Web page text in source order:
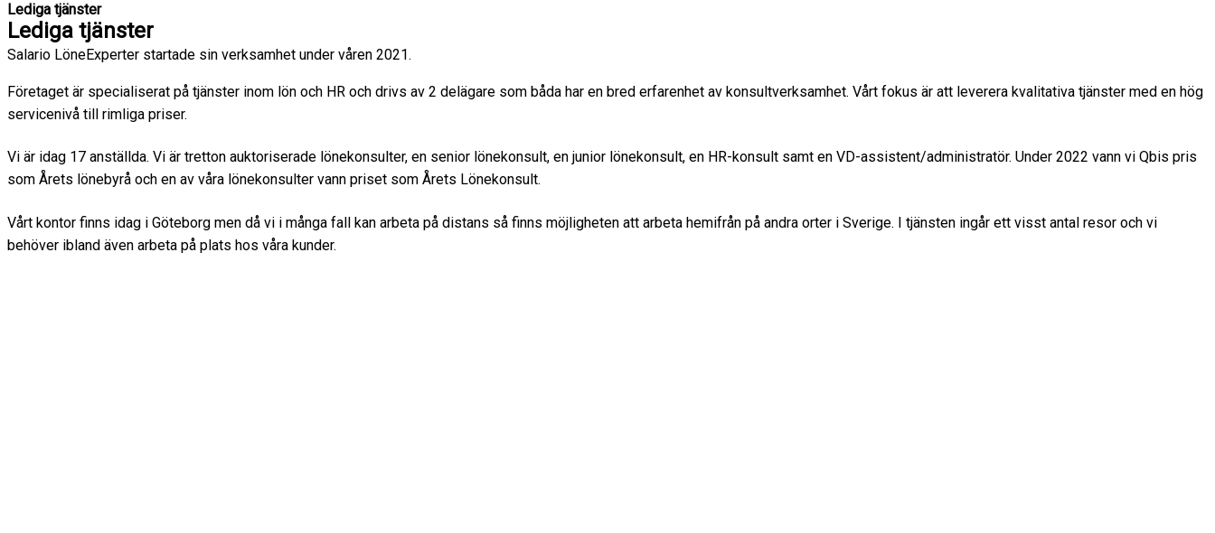
Lediga tjänster
Lediga tjänster
Salario LöneExperter startade sin verksamhet under våren 2021.
Företaget är specialiserat på tjänster inom lön och HR och drivs av 2 delägare som båda har en bred erfarenhet av konsultverksamhet. Vårt fokus är att leverera kvalitativa tjänster med en hög
servicenivå till rimliga priser.
Vi är idag 17 anställda. Vi är tretton auktoriserade lönekonsulter, en senior lönekonsult, en junior lönekonsult, en HR-konsult samt en VD-assistent/administratör. Under 2022 vann vi Qbis pris
som Årets lönebyrå och en av våra lönekonsulter vann priset som Årets Lönekonsult.
Vårt kontor finns idag i Göteborg men då vi i många fall kan arbeta på distans så finns möjligheten att arbeta hemifrån på andra orter i Sverige. I tjänsten ingår ett visst antal resor och vi
behöver ibland även arbeta på plats hos våra kunder.